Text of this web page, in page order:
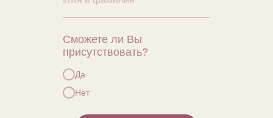
Сможете ли Вы
присутствовать?
Да
Нет